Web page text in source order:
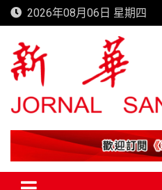
Skip
to
content
2026年08月06日 星期四
新華澳報